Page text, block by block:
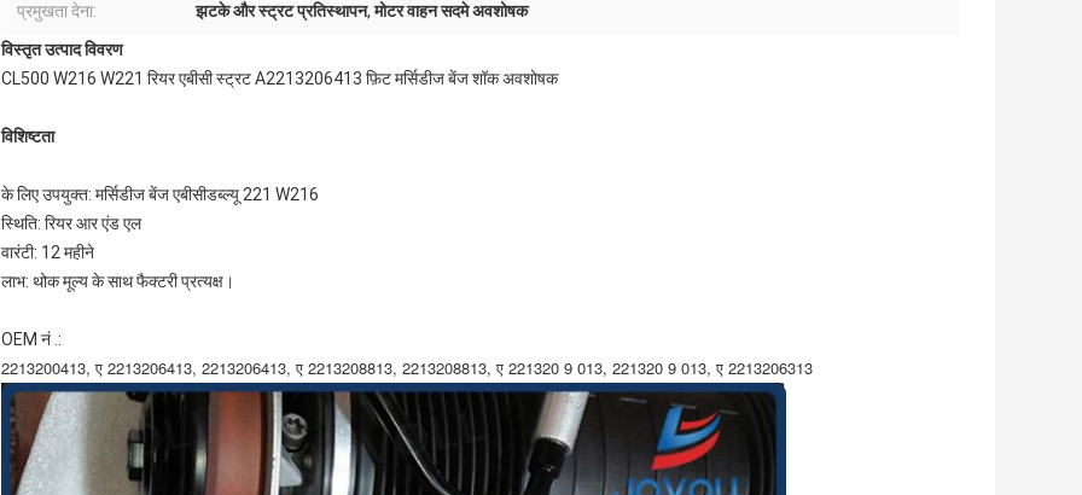
प्रमुखता देना: झटके और स्ट्रट प्रतिस्थापन,मोटर वाहन सदमे अवशोषक
विस्तृत उत्पाद विवरण
CL500 W216 W221 रियर एबीसी स्ट्रट A2213206413 फ़िट मर्सिडीज बेंज शॉक अवशोषक
विशिष्टता
के लिए उपयुक्त: मर्सिडीज बेंज एबीसीडब्ल्यू 221 W216
स्थिति: रियर आर एंड एल
वारंटी: 12 महीने
लाभ: थोक मूल्य के साथ फैक्टरी प्रत्यक्ष।
OEM नं .:
2213200413, ए 2213206413, 2213206413, ए 2213208813, 2213208813, ए 221320 9 013, 221320 9 013, ए 2213206313